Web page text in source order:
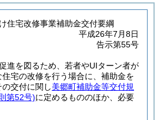
住宅改修事業補助金交付要綱
平成26年7月8日
告示第55号
進を図るため、若者やUIターン者が
宅の改修を行う場合に、補助金を
交付に関し美郷町補助金等交付規
第52号)に定めるもののほか、必要